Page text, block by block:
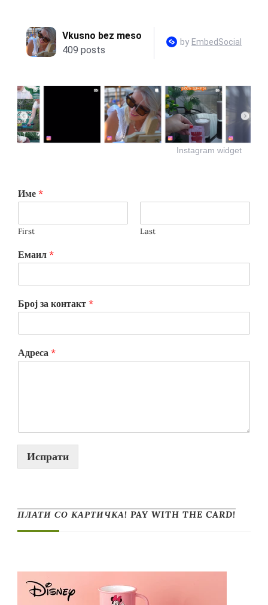
Instagram widget
Име *
First Last
Емаил *
Број за контакт *
Адреса *
Испрати
ПЛАТИ СО КАРТИЧКА! PAY WITH THE CARD!